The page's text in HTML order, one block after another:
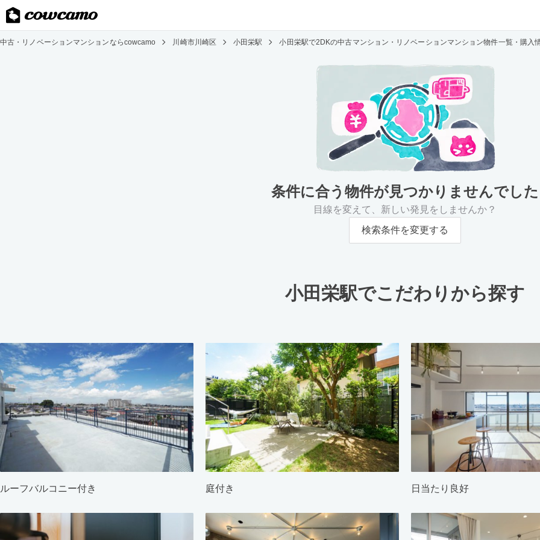
中古・リノベーションマンションならcowcamo 川崎市川崎区 小田栄駅 小田栄駅で2DKの中古マンション・リノベーションマンション物件一覧・購入
条件に合う物件が見つかりませんでした
目線を変えて、新しい発見をしませんか？
検索条件を変更する
小田栄駅でこだわりから探す
ルーフバルコニー付き 庭付き 日当たり良好